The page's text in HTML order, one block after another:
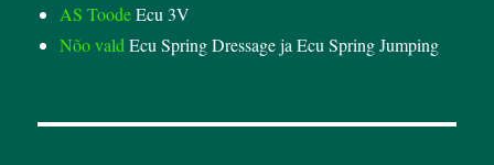
AS ToodeEcu 3V
Nõo vald Ecu Spring Dressage ja Ecu Spring Jumping